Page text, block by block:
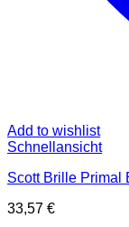
Add to wishlist
Schnellansicht
Scott Brille Primal
33,57 €